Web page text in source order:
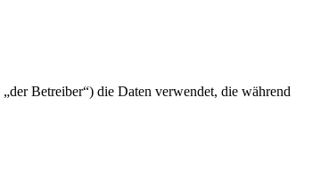
Betreiber“) die Daten verwendet, die während